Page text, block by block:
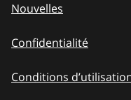
Nouvelles
Confidentialité
Conditions